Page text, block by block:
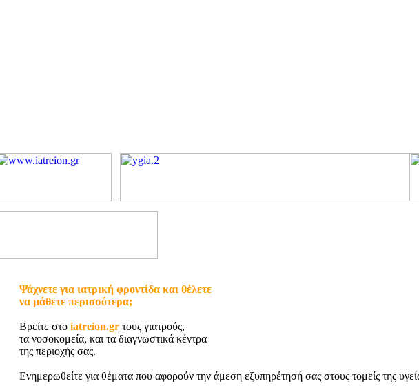
Ψάχνετε για ιατρική φροντίδα και θέλετε
να μάθετε περισσότερα;
Βρείτε στο iatreion.gr τους γιατρούς,
τα νοσοκομεία, και τα διαγνωστικά κέντρα
της περιοχής σας.
Ενημερωθείτε για θέματα που αφορούν την άμεση εξυπηρέτησή σας στους τομείς της